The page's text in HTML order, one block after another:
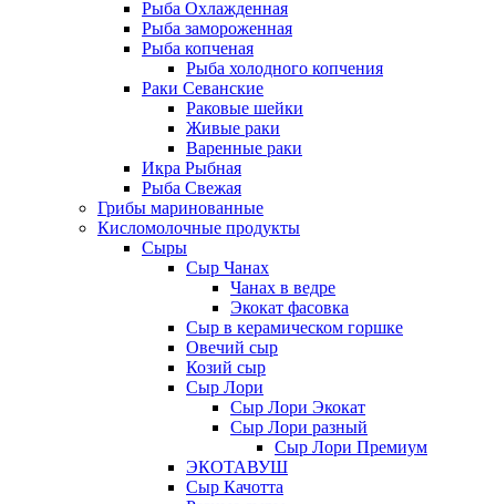
Рыба Охлажденная
Рыба замороженная
Рыба копченая
Рыба холодного копчения
Раки Севанские
Раковые шейки
Живые раки
Варенные раки
Икра Рыбная
Рыба Свежая
Грибы маринованные
Кисломолочные продукты
Сыры
Сыр Чанах
Чанах в ведре
Экокат фасовка
Сыр в керамическом горшке
Овечий сыр
Козий сыр
Сыр Лори
Сыр Лори Экокат
Сыр Лори разный
Сыр Лори Премиум
ЭКОТАВУШ
Сыр Качотта